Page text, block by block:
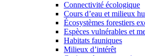
Connectivité écologique
Cours d’eau et milieux
Écosystèmes forestiers
Espèces vulnérables et
Habitats fauniques
Milieux d’intérêt